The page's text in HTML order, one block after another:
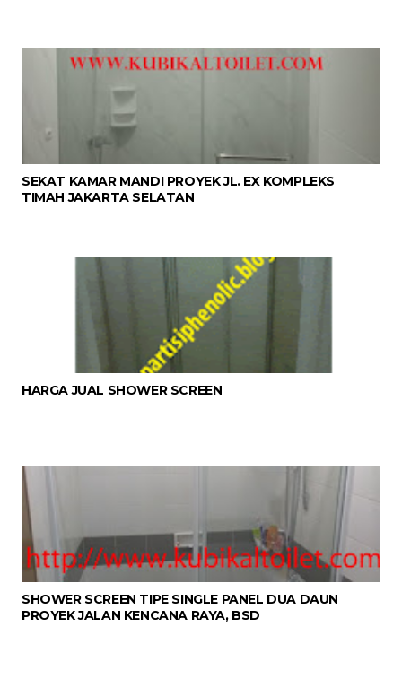
SEKAT KAMAR MANDI PROYEK JL. EX KOMPLEKS
TIMAH JAKARTA SELATAN
HARGA JUAL SHOWER SCREEN
SHOWER SCREEN TIPE SINGLE PANEL DUA DAUN
PROYEK JALAN KENCANA RAYA, BSD